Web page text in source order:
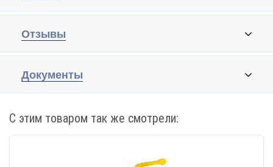
Отзывы
Документы
С этим товаром так же смотрели: